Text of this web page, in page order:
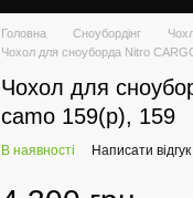
Головна Сноубордiнг
Чохол для сноуборда Nitro
Чохол для
camo 159(р), 159
В наявності Написати відгук